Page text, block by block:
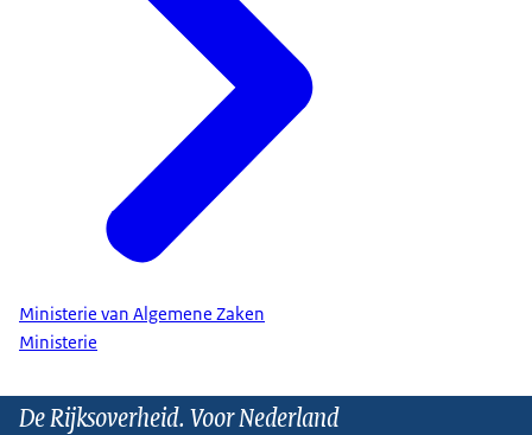
Ministerie van Algemene Zaken
Ministerie
De Rijksoverheid. Voor Nederland